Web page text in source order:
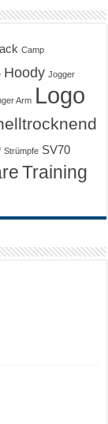
Camp
Hoody Jogger
Arm Logo
Strümpfe SV70
Training